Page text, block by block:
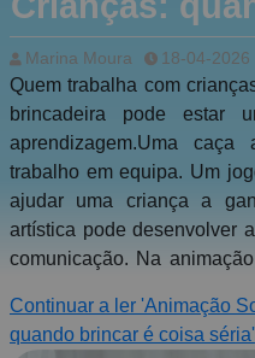
coisa séria
Marina Moura 18-04-2026
Quem trabalha com
brincadeira pode estar
aprendizagem.Uma
trabalho em equipa. Um
ajudar uma criança a
artística pode desenvolver
comunicação. Na
precisamente isso que
exigente.Planear atividades
Continuar a ler 'Animação
quando brincar é coisa séria'